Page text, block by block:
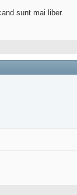
sunt mai liber.